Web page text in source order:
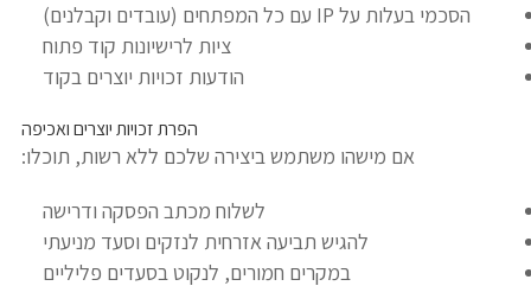
הסכמי בעלות על IP עם כל המפתחים (עובדים וקבלנים)
ציות לרישיונות קוד פתוח
הודעות זכויות יוצרים בקוד
הפרת זכויות יוצרים ואכיפה
אם מישהו משתמש ביצירה שלכם ללא רשות, תוכלו:
לשלוח מכתב הפסקה ודרישה
להגיש תביעה אזרחית לנזקים וסעד מניעתי
במקרים חמורים, לנקוט בסעדים פליליים